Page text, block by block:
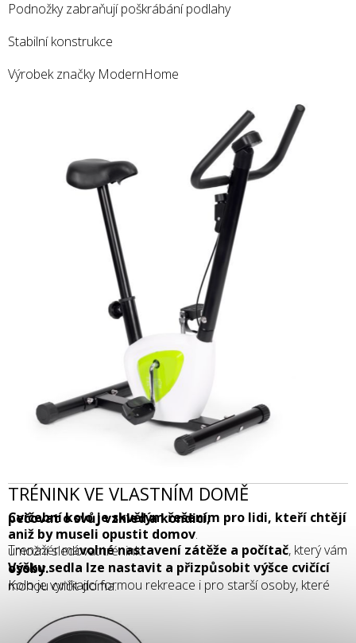
Podnožky zabraňují poškrábání podlahy
Stabilní konstrukce
Výrobek značky ModernHome
TRÉNINK VE VLASTNÍM DOMĚ
Cvičební kolo je skvělým řešením pro lidi, kteří chtějí pečovat o svůj vzhled a kondici,
aniž by museli opustit domov.
Trenažér mávolné nastavení zátěže a počítač
, který vám umožní sledovat trénink.
Výšku sedla lze nastavit a přizpůsobit výšce cvičící osoby.
Kolo je vynikající formou rekreace i pro starší osoby, které mohou cvičit doma.